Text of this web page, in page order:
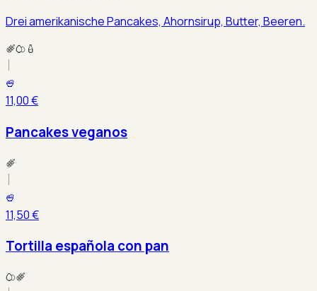
Drei amerikanische Pancakes, Ahornsirup, Butter, Beeren.
11,00 €
Pancakes veganos
11,50 €
Tortilla española con pan